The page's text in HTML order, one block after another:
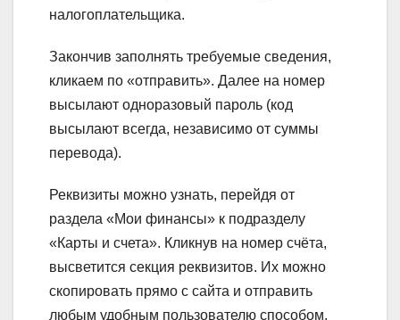
налогоплательщика.
Закончив заполнять требуемые сведения,
кликаем по «отправить». Далее на номер
высылают одноразовый пароль (код
высылают всегда, независимо от суммы
перевода).
Реквизиты можно узнать, перейдя от
раздела «Мои финансы» к подразделу
«Карты и счета». Кликнув на номер счёта,
высветится секция реквизитов. Их можно
скопировать прямо с сайта и отправить
любым удобным пользователю способом.